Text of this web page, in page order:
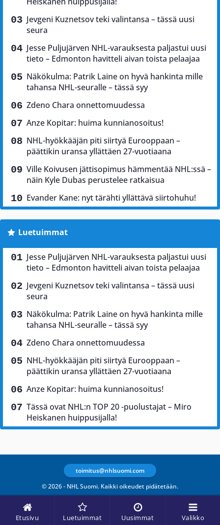
Etusivu Luetuimmat Uusimmat Valikko
Jevgeni Kuznetsov teki valintansa – tässä uusi
seura
Jesse Puljujärven NHL-varauksesta paljastui uusi
tieto – Edmonton havitteli aivan toista pelaajaa
Näkökulma: Patrik Laine on hyvä hankinta mille
tahansa NHL-seuralle – tässä syy
Zdeno Chara onnettomuudessa
Anze Kopitar: huima kunnianosoitus!
NHL-hyökkääjän piti siirtyä Eurooppaan –
päättikin uransa yllättäen 27-vuotiaana
Ville Koivusen jättisopimus hämmentää NHL:ssä –
näin Kyle Dubas perustelee ratkaisua
Evander Kane: nyt tärähti yllättävä siirtohuhu!
Luetuimmat
Jesse Puljujärven NHL-varauksesta paljastui uusi
tieto – Edmonton havitteli aivan toista pelaajaa
Jevgeni Kuznetsov teki valintansa – tässä uusi
seura
Näkökulma: Patrik Laine on hyvä hankinta mille
tahansa NHL-seuralle – tässä syy
Zdeno Chara onnettomuudessa
NHL-hyökkääjän piti siirtyä Eurooppaan –
päättikin uransa yllättäen 27-vuotiaana
Anze Kopitar: huima kunnianosoitus!
Tässä ovat NHL:n TOP 20 -puolustajat – Miro
Heiskanen huippusijalla!
© 2026 - NHL Suomi. Kaikki oikeudet pidätetään.
toimitus@nhlsuomi.com